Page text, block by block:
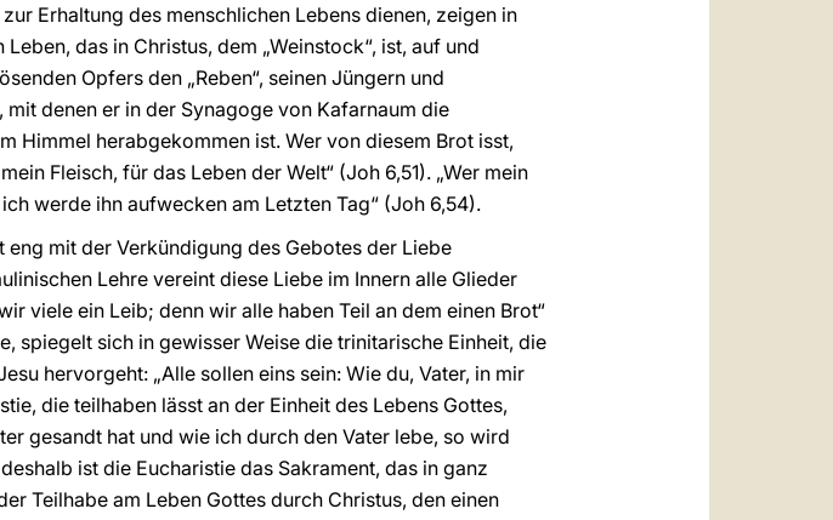
Erhaltung des menschlichen Lebens dienen, zeigen in
das in Christus, dem „Weinstock“, ist, auf und
Opfers den „Reben“, seinen Jüngern und
denen er in der Synagoge von Kafarnaum die
Himmel herabgekommen ist. Wer von diesem Brot isst,
Fleisch, für das Leben der Welt“ (Joh 6,51). „Wer mein
werde ihn aufwecken am Letzten Tag“ (Joh 6,54).
mit der Verkündigung des Gebotes der Liebe
Lehre vereint diese Liebe im Innern alle Glieder
viele ein Leib; denn wir alle haben Teil an dem einen Brot“
spiegelt sich in gewisser Weise die trinitarische Einheit, die
hervorgeht: „Alle sollen eins sein: Wie du, Vater, in mir
die teilhaben lässt an der Einheit des Lebens Gottes,
gesandt hat und wie ich durch den Vater lebe, so wird
ist die Eucharistie das Sakrament, das in ganz
Teilhabe am Leben Gottes durch Christus, den einen